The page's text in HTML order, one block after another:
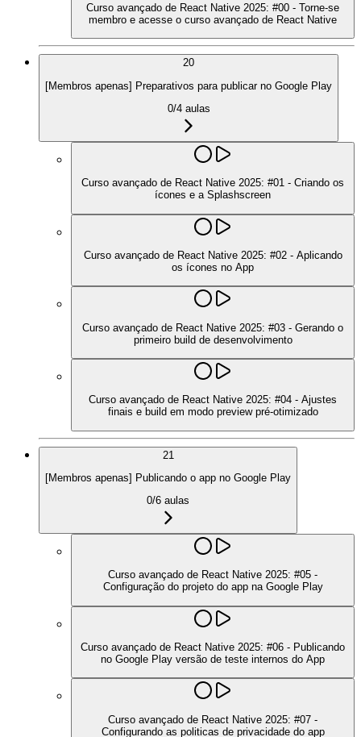
Curso avançado de React Native 2025: #00 - Torne-se
membro e acesse o curso avançado de React Native
20
[Membros apenas] Preparativos para publicar no Google Play
0/4aulas
Curso avançado de React Native 2025: #01 - Criando os
ícones e a Splashscreen
Curso avançado de React Native 2025: #02 - Aplicando
os ícones no App
Curso avançado de React Native 2025: #03 - Gerando o
primeiro build de desenvolvimento
Curso avançado de React Native 2025: #04 - Ajustes
finais e build em modo preview pré-otimizado
21
[Membros apenas] Publicando o app no Google Play
0/6 aulas
Curso avançado de React Native 2025: #05 -
Configuração do projeto do app na Google Play
Curso avançado de React Native 2025: #06 - Publicando
no Google Play versão de teste internos do App
Curso avançado de React Native 2025: #07 -
Configurando as politicas de privacidade do app